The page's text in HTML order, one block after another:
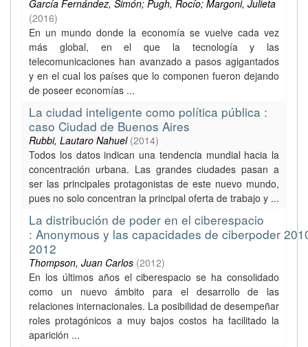
García Fernández, Simón; Pugh, Rocío; Margoni, Julieta
(2016)
En un mundo donde la economía se vuelve cada vez
más global, en el que la tecnología y las
telecomunicaciones han avanzado a pasos agigantados
y en el cual los países que lo componen fueron dejando
de poseer economías ...
La ciudad inteligente como política pública :
caso Ciudad de Buenos Aires
Rubbi, Lautaro Nahuel (2014)
Todos los datos indican una tendencia mundial hacia la
concentración urbana. Las grandes ciudades pasan a
ser las principales protagonistas de este nuevo mundo,
pues no solo concentran la principal oferta de trabajo y ...
La distribución de poder en el ciberespacio
: Anonymous y las capacidades de ciberpoder
2012
Thompson, Juan Carlos (2012)
En los últimos años el ciberespacio se ha consolidado
como un nuevo ámbito para el desarrollo de las
relaciones internacionales. La posibilidad de desempeñar
roles protagónicos a muy bajos costos ha facilitado la
aparición ...